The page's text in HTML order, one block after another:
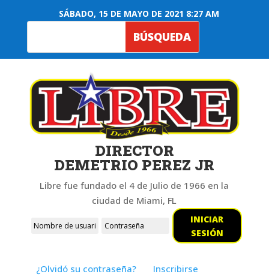
SÁBADO, 15 DE MAYO DE 2021 8:27 AM
DIRECTOR
DEMETRIO PEREZ JR
Libre fue fundado el 4 de Julio de 1966 en la
ciudad de Miami, FL
INICIAR
SESIÓN
¿Olvidó su contraseña? Inscribirse